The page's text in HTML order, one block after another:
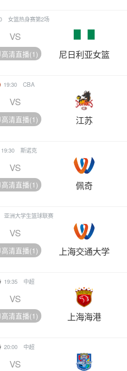
女篮热身赛第2场
VS
高清直播(1) 尼日利亚女篮
19:30 CBA
VS
高清直播(1) 江苏
19:30 斯诺克
VS
高清直播(1) 佩奇
亚洲大学生篮球联赛
VS
高清直播(1) 上海交通大学
19:35 中超
VS
高清直播(1) 上海海港
20:00 中超
VS